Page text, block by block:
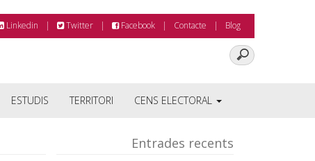
Linkedin Twitter Facebook Contacte Blog
ESTUDIS TERRITORI CENS ELECTORAL
Entrades recents